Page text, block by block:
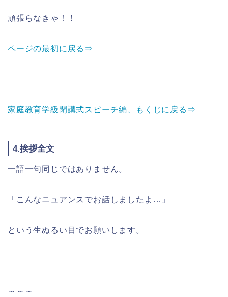
頑張らなきゃ！！
ページの最初に戻る⇒
家庭教育学級閉講式スピーチ編、もくじに戻る⇒
4.挨拶全文
一語一句同じではありません。
「こんなニュアンスでお話しましたよ…」
という生ぬるい目でお願いします。
～～～